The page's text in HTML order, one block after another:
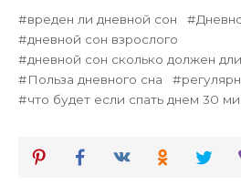
вреден ли дневной сон
дневной сон взрослого
дневной сон сколько должен
Польза дневного сна
что будет если спать днем 30